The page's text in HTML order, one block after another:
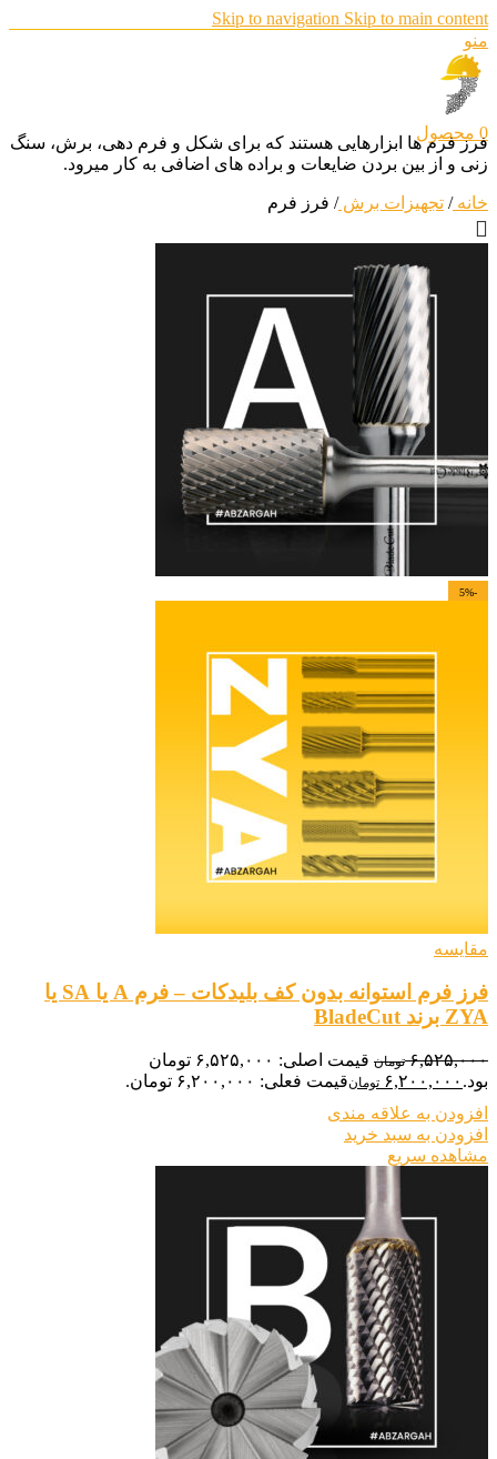
Skip to navigation Skip to main content
منو
0 محصول
فرز فرم ها ابزارهایی هستند که برای شکل و فرم دهی، برش، سنگ
زنی و از بین بردن ضایعات و براده های اضافی به کار میرود.
خانه/ تجهیزات برش/ فرز فرم
-5%
مقایسه
فرز فرم استوانه بدون کف بلیدکات – فرم A یا SA یا
ZYA برند BladeCut
۶,۵۲۵,۰۰۰ تومان
قیمت اصلی: ۶,۵۲۵,۰۰۰ تومان
بود. ۶,۲۰۰,۰۰۰ تومانقیمت فعلی: ۶,۲۰۰,۰۰۰ تومان.
افزودن به علاقه مندی
افزودن به سبد خرید
مشاهده سریع